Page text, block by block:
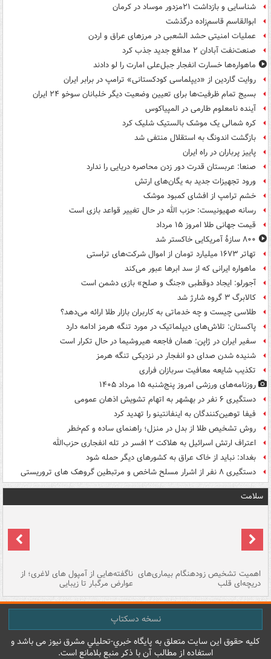
شناسایی و بازداشت ۲۱مزدور موساد در کرمان
ابوالقاسم قاسم‌زاده درگذشت
عملیات امنیتی حشد الشعبی در مرزهای عراق و اردن
صنعت‌نفت آبادان ۲ مدافع جدید جذب کرد
ماهواره‌ها خسارت انفجار جبل‌علی امارت را لو دادند
روایت گاردین از «دیپلماسی کودکستانی» ترامپ در برابر ایران
بسیج تمام ظرفیت‌ها برای تعیین وضعیت دیگر خلبانان سوخو ۲۴ ایران
آینده نامعلوم طارمی در المپیاکوس
کره شمالی یک موشک بالستیک شلیک کرد
بازگشت اندونگ به استقلال منتفی شد
پاییز پرباران در راه ایران
صنعا: عربستان قدرت دور زدن محاصره دریایی را ندارد
ورود تجهیزات جدید به یگان‌های ارتش
خشم ترامپ از افشای کمبود موشک
رسانه صهیونیست: حزب الله در حال تغییر قواعد بازی است
قیمت جهانی طلا امروز ۱۵ مرداد
۸۰۰ سازۀ آمریکایی خاکستر شد
تهاتر ۱۶۷۳ میلیارد تومان از اموال شرکت‌های تراستی
ماهواره ایرانی که از سد ابرها عبور می‌کند
آجورلو: ایجاد دوقطبی «جنگ و صلح‌» بازی دشمن است
کالابرگ ۳ گروه شارژ شد
طلاسی چیست و چه خدماتی به کاربران بازار طلا ارائه می‌دهد؟
پاکستان: تلاش‌های دیپلماتیک در مورد تنگه هرمز ادامه دارد
سفیر ایران در ژاپن: همان فاجعه هیروشیما در حال تکرار است
شنیده شدن صدای دو انفجار در نزدیکی تنگه هرمز
تکذیب شایعه معافیت سربازان فراری
روزنامه‌های ورزشی امروز پنج‌شنبه ۱۵ مرداد ۱۴۰۵
دستگیری ۶ نفر در بهشهر به اتهام تشویش اذهان عمومی
فیفا توهین‌کنندگان به اینفانتینو را تهدید کرد
روش تشخیص طلا از بدل در منزل؛ راهنمای ساده و کم‌خطر
اعتراف ارتش اسرائیل به هلاکت ۲ افسر در تله انفجاری حزب‌الله
بغداد: نباید از خاک عراق به کشورهای دیگر حمله شود
دستگیری ۸ نفر از اشرار مسلح شاخص و مرتبطین گروهک های تروریستی
سلامت
اهمیت تشخیص زودهنگام بیماری‌های
دریچه‌ای قلب
ناگفته‌هایی از آمپول های لاغری؛ از
عوارض مرگبار تا زیبایی
نسخه دسکتاپ
کليه حقوق اين سايت متعلق به پایگاه خبري-تحليلي مشرق نيوز می باشد و
استفاده از مطالب آن با ذکر منبع بلامانع است.